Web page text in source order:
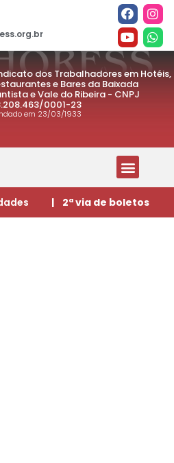
dos Trabalhadores em Hotéis,
e Bares da Baixada
e Vale do Ribeira - CNPJ
0001-23
em 23/03/1933
| 2ª via de boletos